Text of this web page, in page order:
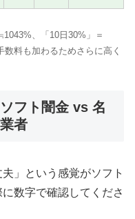
、「10日30%」＝
料も加わるためさらに高く
フト闇金 vs 名
者
」という感覚がソフト
数字で確認してくださ